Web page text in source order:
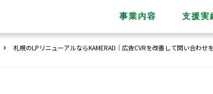
事業内容 支援実
札幌のLPリニューアルならKAMERAD｜広告CVRを改善して問い合わせ